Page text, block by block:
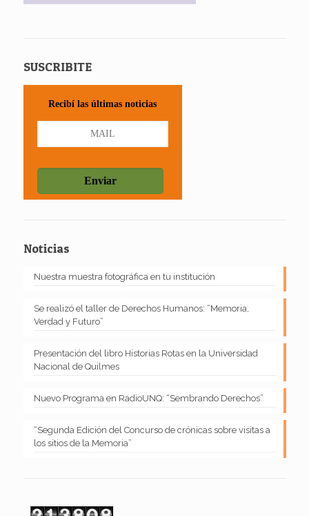
SUSCRIBITE
Recibí las últimas noticias
Noticias
Nuestra muestra fotográfica en tu institución
Se realizó el taller de Derechos Humanos: “Memoria,
Verdad y Futuro”
Presentación del libro Historias Rotas en la Universidad
Nacional de Quilmes
Nuevo Programa en RadioUNQ: “Sembrando Derechos”
“Segunda Edición del Concurso de crónicas sobre visitas a
los sitios de la Memoria”